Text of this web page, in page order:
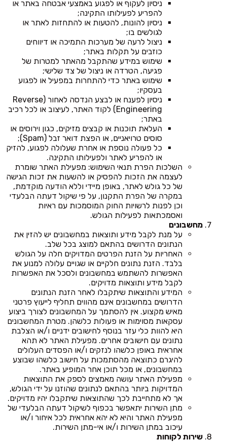
ניסיון לעקוף או לפגוע באמצעי אבטחה באתר או
להפריע לפעילותו התקינה;
ניסיון להונות, להטעות או להתחזות לאתר או
לגולשים בו;
ניצול לרעה של מערכות התמיכה או דיווחים
כוזבים על תקלות באתר;
שימוש במידע שהתקבל מהאתר למטרות של
פגיעה, הטרדה או ניצול של צד שלישי;
שימוש באתר כדי להתחרות במפעיל או לפגוע
בעסקיו;
ניסיון לפענח או לבצע הנדסה לאחור (Reverse
Engineering) לקוד האתר, לעיצוב או לכל רכיב
באתר;
העלאת תוכנות או קבצים מזיקים, כגון וירוסים או
סוסים טרויאניים, או הפצת דואר זבל (Spam);
כל פעולה נוספת או אחרת שעלולה לפגוע, להזיק
או להפריע לאתר ולפעילותו התקינה.
השלכות הפרת תנאי השימוש: מפעילת האתר שומרת
לעצמה את הזכות להפסיק או להשעות את זכות הגישה
של כל גולש לאתר, באופן מיידי וללא הודעה מוקדמת,
במקרה של הפרת התקנון, על פי שיקול דעתה הבלעדי
וכן לפנות לרשויות החוק המוסמכות עם ראיות
ואסמכתאות לפעילות הגולש.
מחשבונים
על מנת לקבל מידע ותוצאות במחשבונים יש להזין את
הנתונים הדרושים בהתאם למוצג בכל שלב.
האחריות על הזנת הפרטים המדויקים חלה על הגולש
בלבד. הזנת נתונים חלקיים או שגויים עלולה למנוע את
האפשרות להשתמש במחשבונים ולסכל את האפשרות
לקבל מידע ותוצאות מדויקים.
המידע והתוצאות שיתקבלו לאחר הזנת הנתונים
הדרושים במחשבונים אינם מהווים תחליף לייעוץ פרטני
מאיש מקצוע. אין להסתמך על המחשבונים לצורך ביצוע
עסקאות מסוימות או פעולות כלשהן. מטרת המחשבונים
היא להוות כלי עזר בנוסף לחישובים ידניים ו/או הצלבת
נתונים עם חישובים אחרים. מפעילת האתר לא תהא
אחראית באופן כלשהו לנזקים ו/או הפסדים העלולים
להיגרם כתוצאה מהסתמכות על חישוב כלשהו שבוצע
במחשבונים, או מכל תוכן אחר המופיע באתר.
מפעילת האתר עושה מאמצים לספק את התוצאות
המדויקות ביותר בהתאם לנתונים שהוזנו על ידי הגולש,
אך לא מתחייבת לכך שהתוצאות שיתקבלו יהיו מדויקים.
מתן השירות יתאפשר בכפוף לשיקול דעתה הבלעדי של
מפעילת האתר והיא לא יהא אחראית לכל איחור ו/או
עיכוב במתן השירות ו/או אי-מתן השירות.
שירות לקוחות